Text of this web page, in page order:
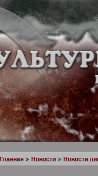
Главная » Новости » Новости